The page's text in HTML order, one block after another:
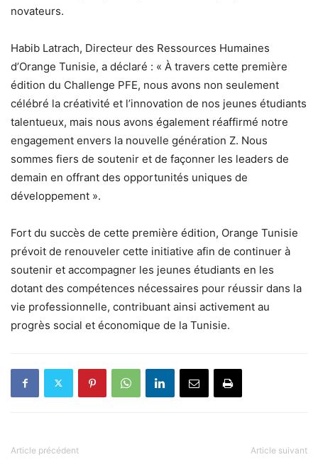
novateurs.
Habib Latrach, Directeur des Ressources Humaines
d’Orange Tunisie, a déclaré : « À travers cette première
édition du Challenge PFE, nous avons non seulement
célébré la créativité et l’innovation de nos jeunes étudiants
talentueux, mais nous avons également réaffirmé notre
engagement envers la nouvelle génération Z. Nous
sommes fiers de soutenir et de façonner les leaders de
demain en offrant des opportunités uniques de
développement ».
Fort du succès de cette première édition, Orange Tunisie
prévoit de renouveler cette initiative afin de continuer à
soutenir et accompagner les jeunes étudiants en les
dotant des compétences nécessaires pour réussir dans la
vie professionnelle, contribuant ainsi activement au
progrès social et économique de la Tunisie.
Article précédent Article suivant